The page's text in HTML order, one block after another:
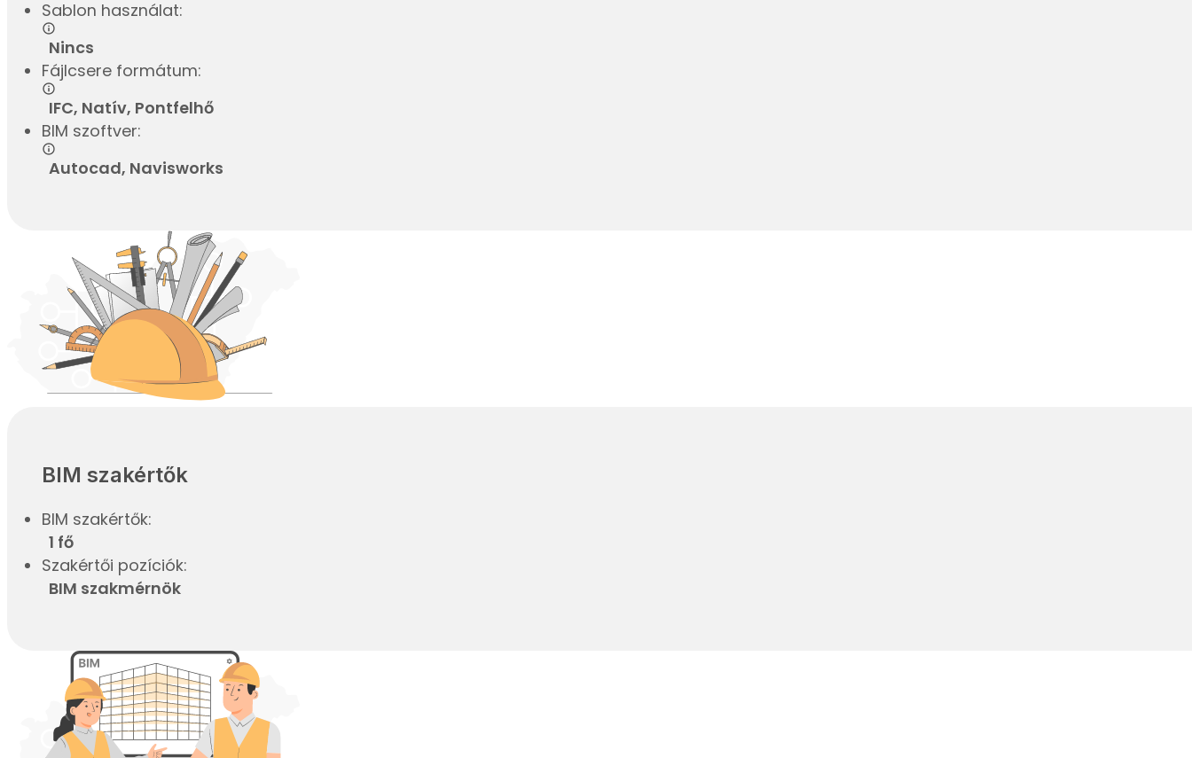
Sablon használat:
Nincs
Fájlcsere formátum:
IFC, Natív, Pontfelhő
BIM szoftver:
Autocad, Navisworks
BIM szakértők
BIM szakértők:
1 fő
Szakértői pozíciók:
BIM szakmérnök